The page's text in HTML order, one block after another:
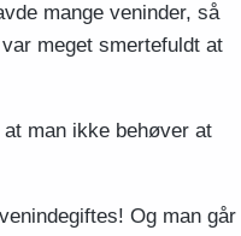
mange veninder, så
meget smertefuldt at
man ikke behøver at
Og man går